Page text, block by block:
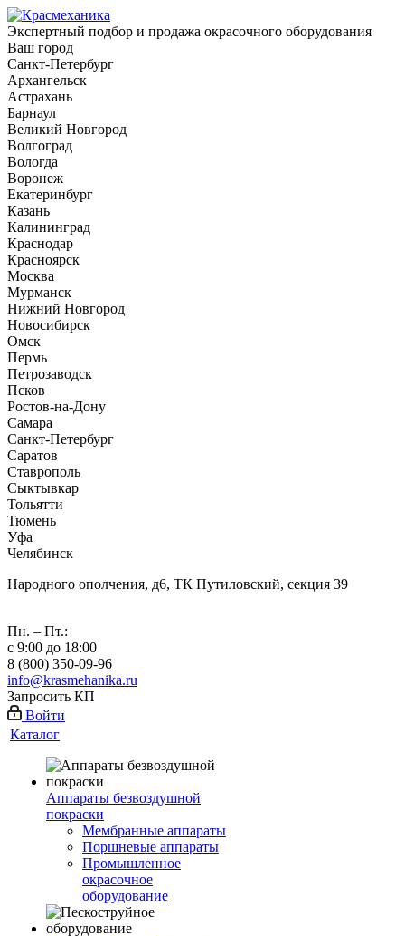
Экспертный подбор и продажа окрасочного оборудования
Ваш город
Санкт-Петербург
Архангельск
Астрахань
Барнаул
Великий Новгород
Волгоград
Вологда
Воронеж
Екатеринбург
Казань
Калининград
Краснодар
Красноярск
Москва
Мурманск
Нижний Новгород
Новосибирск
Омск
Пермь
Петрозаводск
Псков
Ростов-на-Дону
Самара
Санкт-Петербург
Саратов
Ставрополь
Сыктывкар
Тольятти
Тюмень
Уфа
Челябинск
Народного ополчения, д6, ТК Путиловский, секция 39
Пн. – Пт.:
с 9:00 до 18:00
8 (800) 350-09-96
info@krasmehanika.ru
Запросить КП
Войти
Каталог
Аппараты безвоздушной
покраски
Мембранные аппараты
Поршневые аппараты
Промышленное
окрасочное
оборудование